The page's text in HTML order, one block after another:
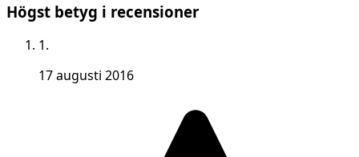
Högst betyg i recensioner
1.
17 augusti 2016